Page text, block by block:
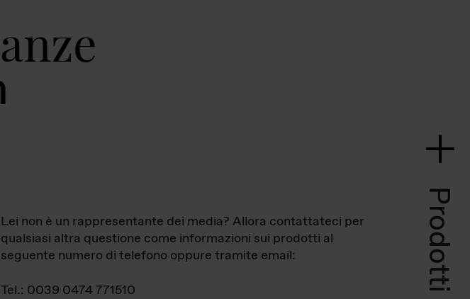
ganz
Prodotti
Lei non è un rappresentante dei media? Allora contattateci per
qualsiasi altra questione come informazioni sui prodotti al
seguente numero di telefono oppure tramite email:
Tel.: 0039 0474 771510